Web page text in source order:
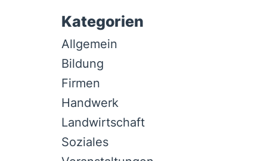
Kategorien
Allgemein
Bildung
Firmen
Handwerk
Landwirtschaft
Soziales